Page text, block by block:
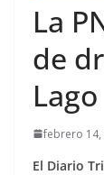
La
de
Lago
febrero 14,
El Diario